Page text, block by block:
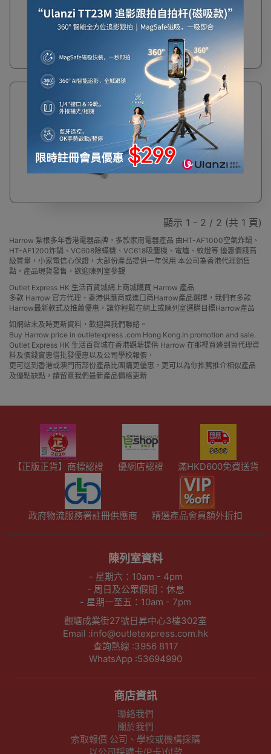
$198 $268
26%
OFF
HARROW HT-
CH1500 陶瓷暖風
機 桌面房間暖爐
1500W三檔調節 |
行貨一年保養 - 白色
$198 $268
顯示 1 - 2 / 2 (共 1 頁)
Harrow 紮根多年香港電器品牌，多款家用電器產品 由HT-AF1000空氣炸鍋、
HT-AF1200炸鍋、VC608除蟎機、VC618吸塵機、電爐、蚊燈等 優惠價錢高
級質量，小家電信心保證，大部份產品提供一年保用 本公司為香港代理銷售
點，產品現貨發售，歡迎陳列室參觀
Outlet Express HK 生活百貨城網上商城購買 Harrow 產品
多款 Harrow 官方代理、香港供應商或進口商Harrow產品選擇，我們有多款
Harrow最新款式及推薦優惠，讓你輕鬆在網上或陳列室選購目標Harrow產品
如網站未及時更新資料，歡迎與我們聯絡。
Buy Harrow price in outletexpress .com Hong Kong.In promotion and sale.
Outlet Express HK 生活百貨城在香港觀塘提供 Harrow 在那裡買邊到買代理資
料及價錢實惠借批發優惠以及公司學校報價，
更可送到香港或澳門而部份產品比團購更優惠，更可以為你推薦推介相似產品
及優點缺點，請留意我們最新產品價格更新
【正版正貨】商標認證 優網店認證 滿HKD600免費送貨
政府物流服務署註冊供應商 精選產品會員額外折扣
陳列室資料
- 星期六：10am - 4pm
- 周日及公眾假期：休息
- 星期一至五：10am - 7pm
觀塘成業街27號日昇中心3樓302室
Email :info@outletexpress.com.hk
查詢熱線 :3956 8117
WhatsApp :53694990
商店資訊
聯絡我們
關於我們
索取報價 公司、學校或機構採購